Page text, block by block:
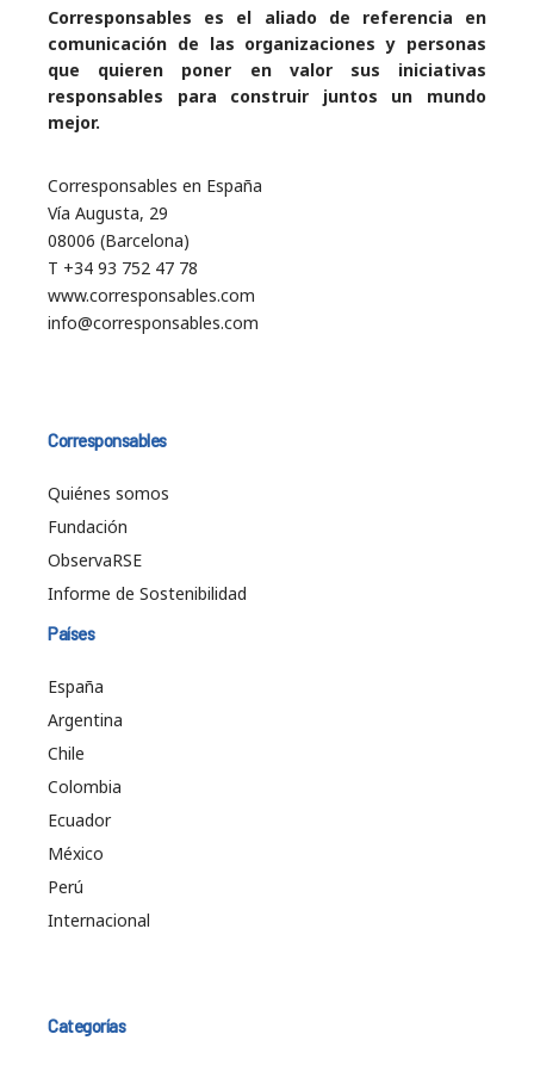
Corresponsables es el aliado de referencia en
comunicación de las organizaciones y personas
que quieren poner en valor sus iniciativas
responsables para construir juntos un mundo
mejor.
Corresponsables en España
Vía Augusta, 29
08006 (Barcelona)
T +34 93 752 47 78
www.corresponsables.com
info@corresponsables.com
Corresponsables
Quiénes somos
Fundación
ObservaRSE
Informe de Sostenibilidad
Países
España
Argentina
Chile
Colombia
Ecuador
México
Perú
Internacional
Categorías